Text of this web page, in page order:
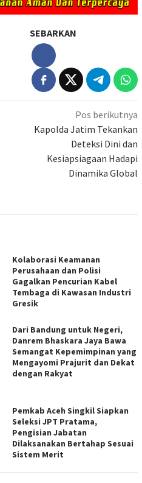
SEBARKAN
Pos berikutnya
Kapolda Jatim Tekankan
Deteksi Dini dan
Kesiapsiagaan Hadapi
Dinamika Global
Kolaborasi Keamanan
Perusahaan dan Polisi
Gagalkan Pencurian Kabel
Tembaga di Kawasan Industri
Gresik
Dari Bandung untuk Negeri,
Danrem Bhaskara Jaya Bawa
Semangat Kepemimpinan yang
Mengayomi Prajurit dan Dekat
dengan Rakyat
Pemkab Aceh Singkil Siapkan
Seleksi JPT Pratama,
Pengisian Jabatan
Dilaksanakan Bertahap Sesuai
Sistem Merit